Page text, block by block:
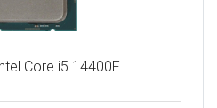
Core i5 14400F